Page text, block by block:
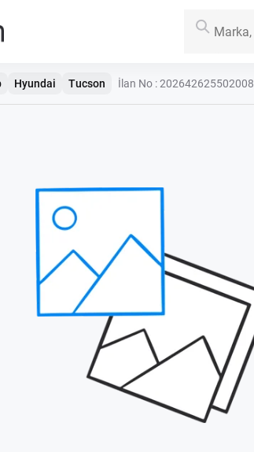
Hyundai Tucson İlan No : 202642625502008